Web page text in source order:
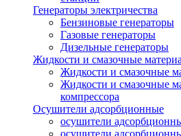
Генераторы электричества
Бензиновые генераторы
Газовые генераторы
Дизельные генераторы
Жидкости и смазочные
Жидкости и смазочные
Жидкости и смазочные
компрессора
Осушители адсорбционные
осушители
осушители